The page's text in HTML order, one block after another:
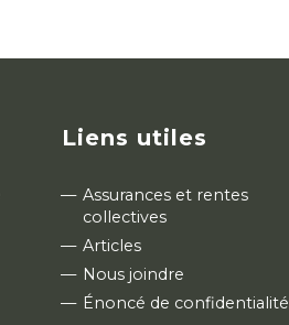
Liens utiles
Assurances et rentes
collectives
Articles
Nous joindre
Énoncé de confidentialité